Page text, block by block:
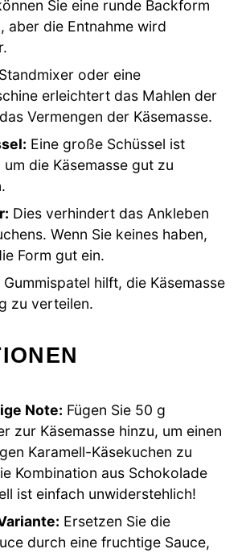
Sie eine runde Backform
aber die Entnahme wird
oder eine
erleichtert das Mahlen der
Vermengen der Käsemasse.
Eine große Schüssel ist
die Käsemasse gut zu
Dies verhindert das Ankleben
Wenn Sie keines haben,
Form gut ein.
Gummispatel hilft, die Käsemasse
zu verteilen.
Note: Fügen Sie 50 g
zur Käsemasse hinzu, um einen
Karamell-Käsekuchen zu
Kombination aus Schokolade
ist einfach unwiderstehlich!
Ersetzen Sie die
durch eine fruchtige Sauce,